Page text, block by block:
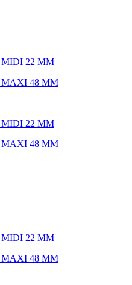
22 ММ
48 ММ
22 ММ
48 ММ
22 ММ
48 ММ